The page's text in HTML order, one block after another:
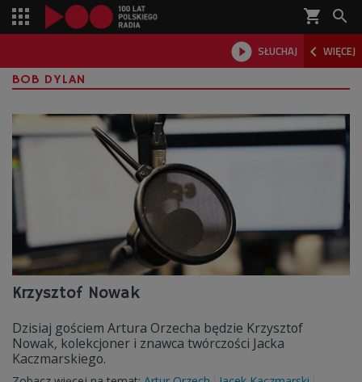
shopping_cart 
 SŁUCHAJ  WIĘCEJ

BOB DYLAN
Krzysztof Nowak
Dzisiaj gościem Artura Orzecha będzie Krzysztof
Nowak, kolekcjoner i znawca twórczości Jacka
Kaczmarskiego.